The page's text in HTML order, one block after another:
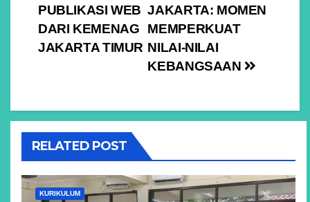
JAKARTA: MOMEN
MEMPERKUAT
NILAI-NILAI
KEBANGSAAN
PUBLIKASI WEB
DARI KEMENAG
JAKARTA TIMUR
RELATED POST
KURIKULUM